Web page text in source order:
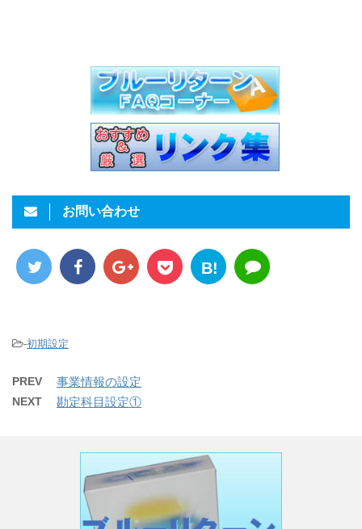
お問い合わせ
B!
-初期設定
PREV 事業情報の設定
NEXT 勘定科目設定①